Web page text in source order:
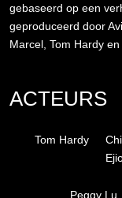
gebaseerd op een
geproduceerd door
Marcel, Tom Hardy en
ACTEURS
Tom Hardy
Peggy Lu